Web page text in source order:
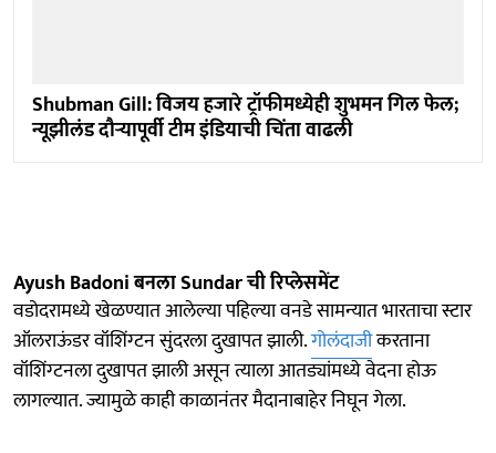
Shubman Gill: विजय हजारे ट्रॉफीमध्येही शुभमन गिल फेल;
न्यूझीलंड दौऱ्यापूर्वी टीम इंडियाची चिंता वाढली
Ayush Badoni बनला Sundar ची रिप्लेसमेंट
वडोदरामध्ये खेळण्यात आलेल्या पहिल्या वनडे सामन्यात भारताचा स्टार
ऑलराऊंडर वॉशिंग्टन सुंदरला दुखापत झाली.गोलंदाजीकरताना
वॉशिंग्टनला दुखापत झाली असून त्याला आतड्यांमध्ये वेदना होऊ
लागल्यात. ज्यामुळे काही काळानंतर मैदानाबाहेर निघून गेला.